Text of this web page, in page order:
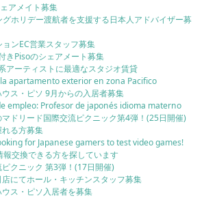
アメイト募集
グホリデー渡航者を支援する日本人アドバイザー募
ョンEC営業スタッフ募集
きPisoのシェアメート募集
アーティストに最適なスタジオ賃貸
apartamento exterior en zona Pacifico
ウス・ピソ 9月からの入居者募集
empleo: Profesor de japonés idioma materno
ドリード国際交流ピクニック第4弾！(25日開催)
る方募集
for Japanese gamers to test video games!
報交換できる方を探しています
ピクニック 第3弾！(17日開催)
にてホール・キッチンスタッフ募集
ウス・ピソ入居者を募集